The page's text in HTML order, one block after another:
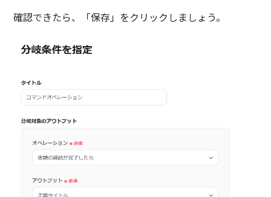
確認できたら、「保存」をクリックしましょう。